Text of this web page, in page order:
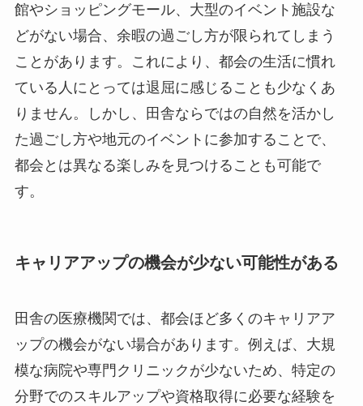
館やショッピングモール、大型のイベント施設な
どがない場合、余暇の過ごし方が限られてしまう
ことがあります。これにより、都会の生活に慣れ
ている人にとっては退屈に感じることも少なくあ
りません。しかし、田舎ならではの自然を活かし
た過ごし方や地元のイベントに参加することで、
都会とは異なる楽しみを見つけることも可能で
す。
キャリアアップの機会が少ない可能性がある
田舎の医療機関では、都会ほど多くのキャリアア
ップの機会がない場合があります。例えば、大規
模な病院や専門クリニックが少ないため、特定の
分野でのスキルアップや資格取得に必要な経験を